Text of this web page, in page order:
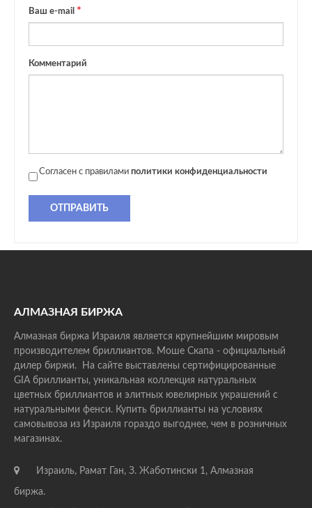
Ваш e-mail
Комментарий
Согласен с правилами политики конфиденциальности
ОТПРАВИТЬ
АЛМАЗНАЯ БИРЖА
Алмазная биржа Израиля является крупнейшим мировым
производителем бриллиантов. Моше Скапа - официальный
дилер биржи. На сайте выставлены сертифицированные
GIA бриллианты, уникальная коллекция натуральных
цветных бриллиантов и элитных ювелирных украшений с
натуральными фенси. Купить бриллианты на условиях
самовывоза из Израиля гораздо выгоднее, чем в розничных
магазинах.
Израиль, Рамат Ган, З. Жаботински 1, Алмазная
биржа.